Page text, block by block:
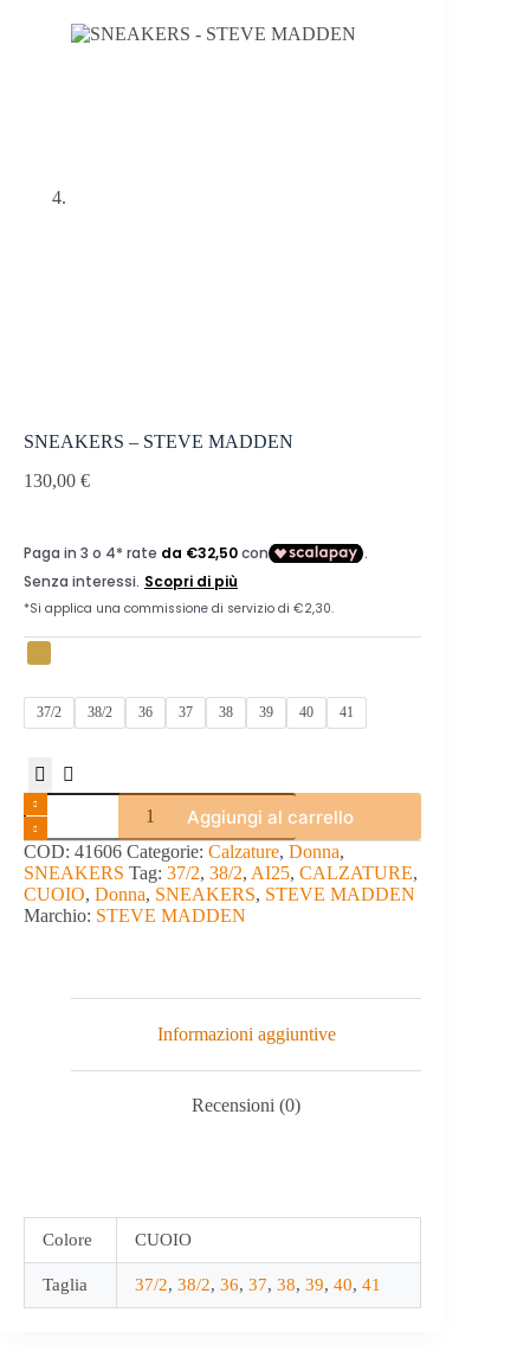
SNEAKERS – STEVE MADDEN
130,00 €
37/2 38/2 36 37 38 39 40 41
SNEAKERS
-
STEVE
MADDEN
quantità
Aggiungi al carrello
COD: 41606 Categorie: Calzature, Donna,
SNEAKERS Tag: 37/2, 38/2, AI25, CALZATURE,
CUOIO, Donna, SNEAKERS, STEVE MADDEN
Marchio: STEVE MADDEN
Informazioni aggiuntive
Recensioni (0)
Colore CUOIO
Taglia 37/2, 38/2, 36, 37, 38, 39, 40, 41